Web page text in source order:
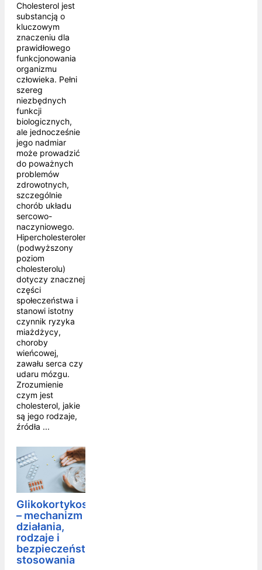
Cholesterol jest
substancją o
kluczowym
znaczeniu dla
prawidłowego
funkcjonowania
organizmu
człowieka. Pełni
szereg
niezbędnych
funkcji
biologicznych,
ale jednocześnie
jego nadmiar
może prowadzić
do poważnych
problemów
zdrowotnych,
szczególnie
chorób układu
sercowo-
naczyniowego.
Hipercholesterolemia
(podwyższony
poziom
cholesterolu)
dotyczy znacznej
części
społeczeństwa i
stanowi istotny
czynnik ryzyka
miażdżycy,
choroby
wieńcowej,
zawału serca czy
udaru mózgu.
Zrozumienie
czym jest
cholesterol, jakie
są jego rodzaje,
źródła ...
Glikokortykosteroidy
– mechanizm
działania,
rodzaje i
bezpieczeństwo
stosowania